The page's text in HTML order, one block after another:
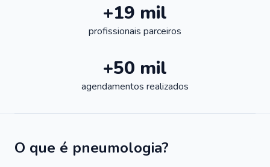
+19 mil
profissionais parceiros
+50 mil
agendamentos realizados
O que é pneumologia?